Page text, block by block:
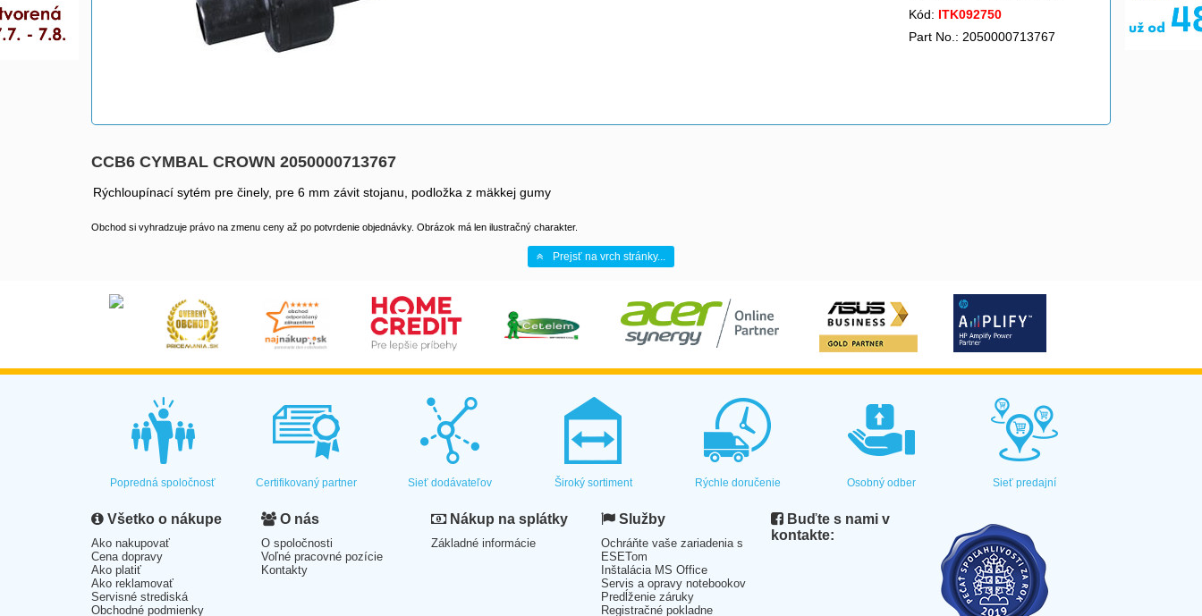
Kód: ITK092750
Part No.: 2050000713767
CCB6 CYMBAL CROWN 2050000713767
Rýchloupínací sytém pre činely, pre 6 mm závit stojanu, podložka z mäkkej gumy
Obchod si vyhradzuje právo na zmenu ceny až po potvrdenie objednávky. Obrázok má len ilustračný charakter.
Prejsť na vrch stránky...
Popredná spoločnosť Certifikovaný partner Sieť dodávateľov Široký sortiment Rýchle doručenie Osobný odber Sieť predajní
Všetko o nákupe
Ako nakupovať
Cena dopravy
Ako platiť
Ako reklamovať
Servisné strediská
Obchodné podmienky
O nás
O spoločnosti
Voľné pracovné pozície
Kontakty
Nákup na splátky
Základné informácie
Služby
Ochráňte vaše zariadenia s
ESETom
Inštalácia MS Office
Servis a opravy notebookov
Predĺženie záruky
Registračné pokladne
Buďte s nami v
kontakte: